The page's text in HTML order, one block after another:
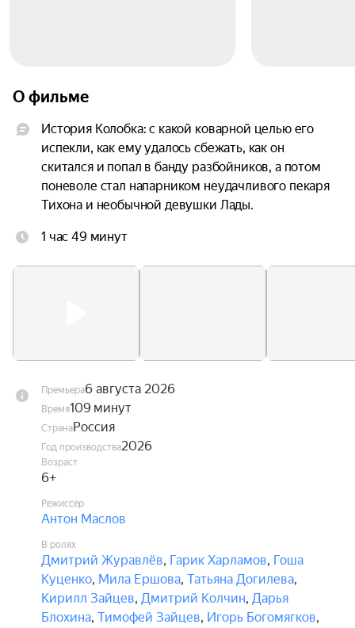
О фильме
История Колобка: с какой коварной целью его
испекли, как ему удалось сбежать, как он
скитался и попал в банду разбойников, а потом
поневоле стал напарником неудачливого пекаря
Тихона и необычной девушки Лады.
1 час 49 минут
Премьера6 августа 2026
Время109 минут
СтранаРоссия
Год производства2026
Возраст
6+
Режиссёр
Антон Маслов
В ролях
Дмитрий Журавлёв, Гарик Харламов, Гоша
Куценко, Мила Ершова, Татьяна Догилева,
Кирилл Зайцев, Дмитрий Колчин, Дарья
Блохина, Тимофей Зайцев, Игорь Богомягков,